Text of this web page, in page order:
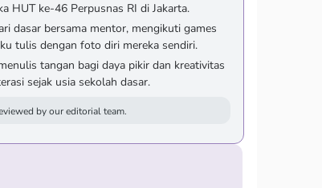
HUT ke-46 Perpusnas RI di Jakarta.
dasar bersama mentor, mengikuti games
tulis dengan foto diri mereka sendiri.
tangan bagi daya pikir dan kreativitas
sejak usia sekolah dasar.
by our editorial team.